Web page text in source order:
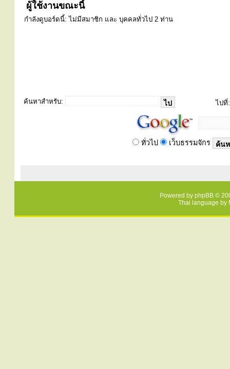
ผู้ใช้งานขณะนี้
กำลังดูบอร์ดนี้: ไม่มีสมาชิก และ บุคคลทั่วไป 2 ท่าน
ค้นหาสำหรับ: ไปที่:
ทั่วไป เว็บธรรมจักร
Powered by phpBB ©
Thai language by